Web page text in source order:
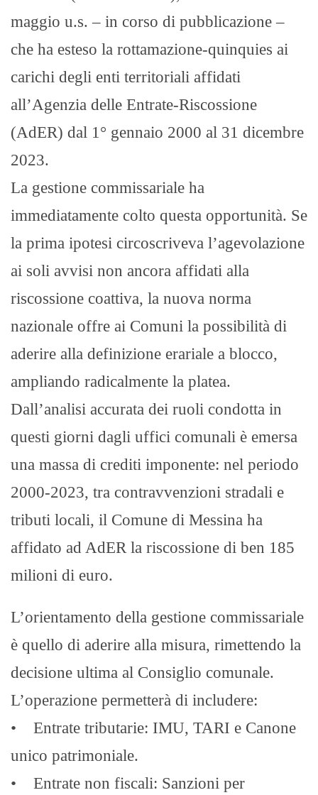
maggio u.s. – in corso di pubblicazione –
che ha esteso la rottamazione-quinquies ai
carichi degli enti territoriali affidati
all’Agenzia delle Entrate-Riscossione
(AdER) dal 1° gennaio 2000 al 31 dicembre
2023.
La gestione commissariale ha
immediatamente colto questa opportunità. Se
la prima ipotesi circoscriveva l’agevolazione
ai soli avvisi non ancora affidati alla
riscossione coattiva, la nuova norma
nazionale offre ai Comuni la possibilità di
aderire alla definizione erariale a blocco,
ampliando radicalmente la platea.
Dall’analisi accurata dei ruoli condotta in
questi giorni dagli uffici comunali è emersa
una massa di crediti imponente: nel periodo
2000-2023, tra contravvenzioni stradali e
tributi locali, il Comune di Messina ha
affidato ad AdER la riscossione di ben 185
milioni di euro.
L’orientamento della gestione commissariale
è quello di aderire alla misura, rimettendo la
decisione ultima al Consiglio comunale.
L’operazione permetterà di includere:
• Entrate tributarie: IMU, TARI e Canone
unico patrimoniale.
• Entrate non fiscali: Sanzioni per